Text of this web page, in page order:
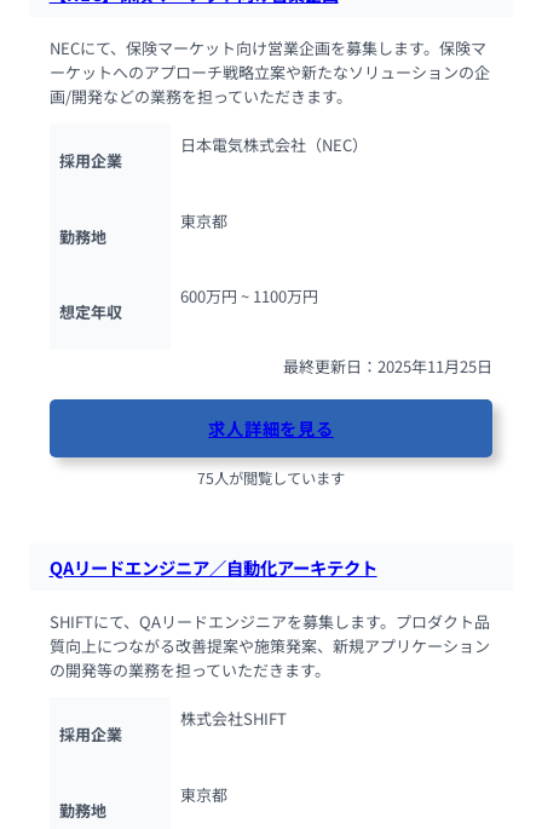
NECにて、保険マーケット向け営業企画を募集します。保険マ
ーケットへのアプローチ戦略立案や新たなソリューションの企
画/開発などの業務を担っていただきます。
採用企業
日本電気株式会社（NEC）
勤務地
東京都
想定年収
600万円 ~ 1100万円
最終更新日：2025年11月25日
求人詳細を見る
75人が閲覧しています
QAリードエンジニア／自動化アーキテクト
SHIFTにて、QAリードエンジニアを募集します。プロダクト品
質向上につながる改善提案や施策発案、新規アプリケーション
の開発等の業務を担っていただきます。
採用企業
株式会社SHIFT
勤務地
東京都